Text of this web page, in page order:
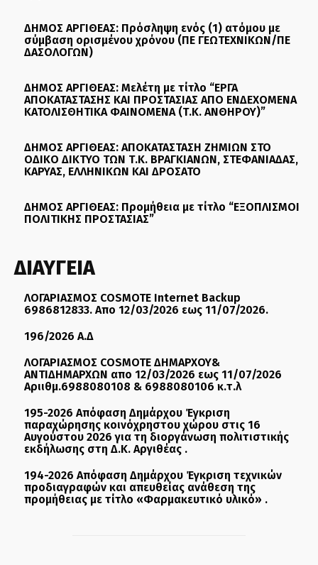
ΔΗΜΟΣ ΑΡΓΙΘΕΑΣ: Πρόσληψη ενός (1) ατόμου με
σύμβαση ορισμένου χρόνου (ΠΕ ΓΕΩΤΕΧΝΙΚΩΝ/ΠΕ
ΔΑΣΟΛΟΓΩΝ)
ΔΗΜΟΣ ΑΡΓΙΘΕΑΣ: Μελέτη με τίτλο “ΕΡΓΑ
ΑΠΟΚΑΤΑΣΤΑΣΗΣ ΚΑΙ ΠΡΟΣΤΑΣΙΑΣ ΑΠΟ ΕΝΔΕΧΟΜΕΝΑ
ΚΑΤΟΛΙΣΘΗΤΙΚΑ ΦΑΙΝΟΜΕΝΑ (Τ.Κ. ΑΝΘΗΡΟΥ)”
ΔΗΜΟΣ ΑΡΓΙΘΕΑΣ: ΑΠΟΚΑΤΑΣΤΑΣΗ ΖΗΜΙΩΝ ΣΤΟ
ΟΔΙΚΟ ΔΙΚΤΥΟ ΤΩΝ Τ.Κ. ΒΡΑΓΚΙΑΝΩΝ, ΣΤΕΦΑΝΙΑΔΑΣ,
ΚΑΡΥΑΣ, ΕΛΛΗΝΙΚΩΝ ΚΑΙ ΔΡΟΣΑΤΟ
ΔΗΜΟΣ ΑΡΓΙΘΕΑΣ: Προμήθεια με τίτλο “ΕΞΟΠΛΙΣΜΟΙ
ΠΟΛΙΤΙΚΗΣ ΠΡΟΣΤΑΣΙΑΣ”
ΔΙΑΥΓΕΙΑ
ΛΟΓΑΡΙΑΣΜΟΣ COSMOTE Internet Backup
6986812833. Απο 12/03/2026 εως 11/07/2026.
196/2026 Α.Δ
ΛΟΓΑΡΙΑΣΜΟΣ COSMOTE ΔΗΜΑΡΧΟΥ&
ΑΝΤΙΔΗΜΑΡΧΩΝ απο 12/03/2026 εως 11/07/2026
Αριιθμ.6988080108 & 6988080106 κ.τ.λ
195-2026 Απόφαση Δημάρχου Έγκριση
παραχώρησης κοινόχρηστου χώρου στις 16
Αυγούστου 2026 για τη διοργάνωση πολιτιστικής
εκδήλωσης στη Δ.Κ. Αργιθέας .
194-2026 Απόφαση Δημάρχου Έγκριση τεχνικών
προδιαγραφών και απευθείας ανάθεση της
προμήθειας με τίτλο «Φαρμακευτικό υλικό» .